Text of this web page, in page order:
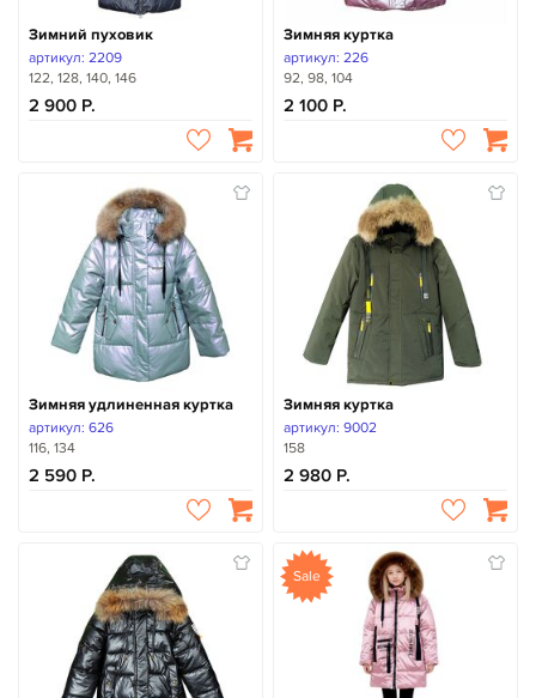
Зимний пуховик
артикул: 2209
122, 128, 140, 146
2 900
Зимняя куртка
артикул: 226
92, 98, 104
2 100
Зимняя удлиненная куртка
артикул: 626
116, 134
2 590
Зимняя куртка
артикул: 9002
158
2 980
Sale